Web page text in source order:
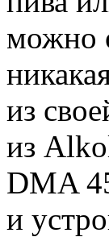
можно
из
из
DMA
и